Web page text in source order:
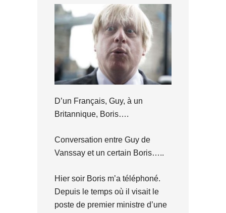
D’un Français, Guy, à un
Britannique, Boris….
Conversation entre Guy de
Vanssay et un certain Boris…..
Hier soir Boris m’a téléphoné.
Depuis le temps où il visait le
poste de premier ministre d’une